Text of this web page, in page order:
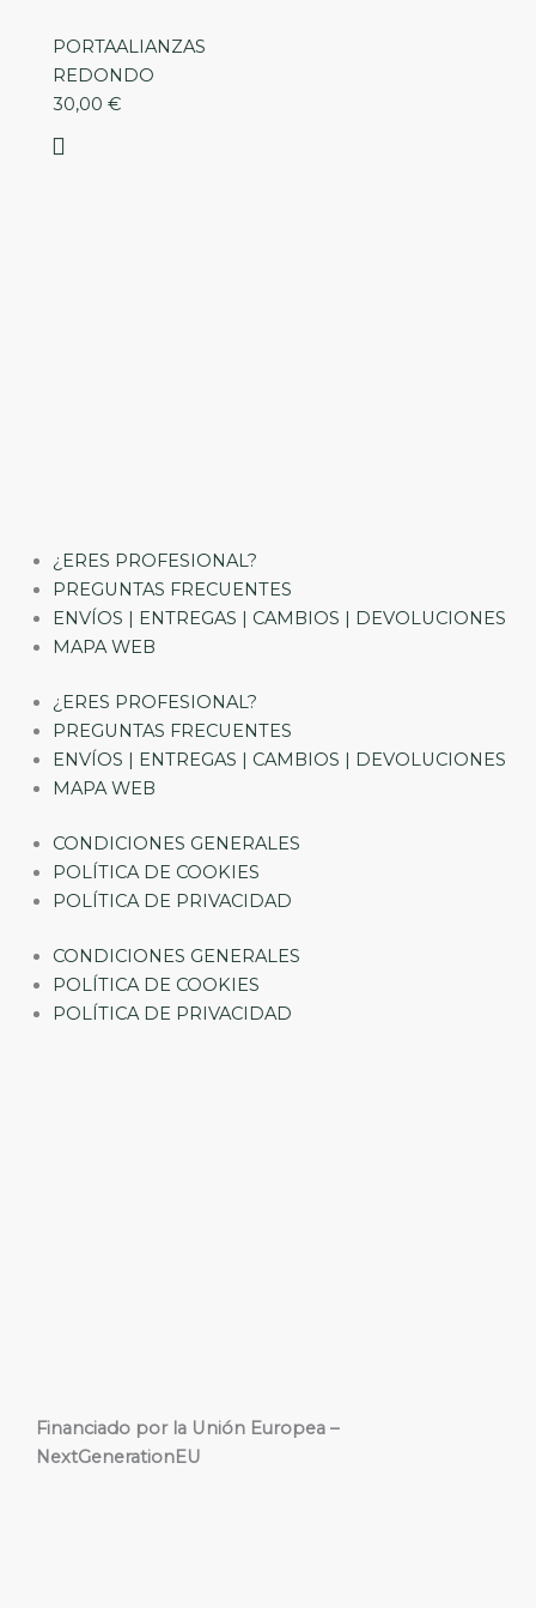
PORTAALIANZAS
REDONDO
30,00 €
¿ERES PROFESIONAL?
PREGUNTAS FRECUENTES
ENVÍOS | ENTREGAS | CAMBIOS | DEVOLUCIONES
MAPA WEB
¿ERES PROFESIONAL?
PREGUNTAS FRECUENTES
ENVÍOS | ENTREGAS | CAMBIOS | DEVOLUCIONES
MAPA WEB
CONDICIONES GENERALES
POLÍTICA DE COOKIES
POLÍTICA DE PRIVACIDAD
CONDICIONES GENERALES
POLÍTICA DE COOKIES
POLÍTICA DE PRIVACIDAD
Financiado por la Unión Europea –
NextGenerationEU